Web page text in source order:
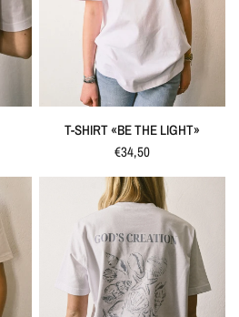
SCHNELLANSICHT
T-SHIRT «BE THE LIGHT»
€34,50